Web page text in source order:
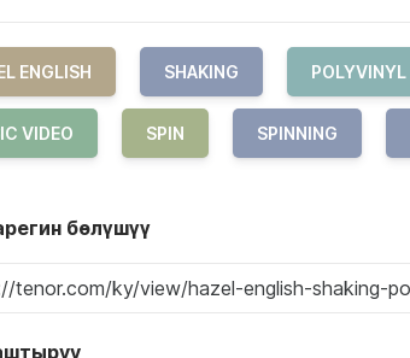
ENGLISH SHAKING POLYVINYL
VIDEO SPIN SPINNING
бөлүшүү